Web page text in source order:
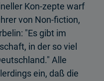
Kon-zepte warf
von Non-fiction,
"Es gibt im
in der so viel
Alle
ein, daß die